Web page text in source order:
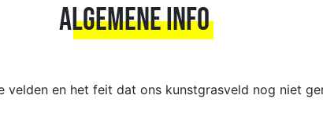
Algemene info
velden en het feit dat ons kunstgrasveld nog niet